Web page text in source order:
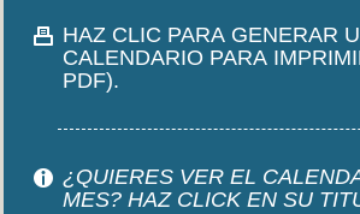
HAZ CLIC PARA GENERAR
CALENDARIO PARA
PDF).
¿QUIERES VER EL
MES? HAZ CLICK EN SU